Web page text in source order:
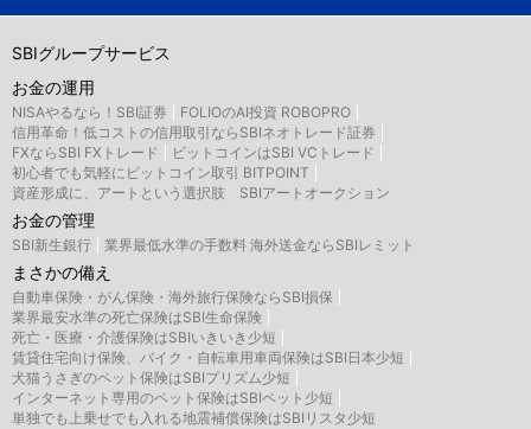
SBIグループサービス
お金の運用
NISAやるなら！SBI証券
FOLIOのAI投資 ROBOPRO
信用革命！低コストの信用取引ならSBIネオトレード証券
FXならSBI FXトレード
ビットコインはSBI VCトレード
初心者でも気軽にビットコイン取引 BITPOINT
資産形成に、アートという選択肢 SBIアートオークション
お金の管理
SBI新生銀行 業界最低水準の手数料 海外送金ならSBIレミット
まさかの備え
自動車保険・がん保険・海外旅行保険ならSBI損保
業界最安水準の死亡保険はSBI生命保険
死亡・医療・介護保険はSBIいきいき少短
賃貸住宅向け保険、バイク・自転車用車両保険はSBI日本少短
犬猫うさぎのペット保険はSBIプリズム少短
インターネット専用のペット保険はSBIペット少短
単独でも上乗せでも入れる地震補償保険はSBIリスタ少短